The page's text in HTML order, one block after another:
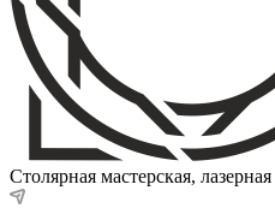
Столярная мастерская,